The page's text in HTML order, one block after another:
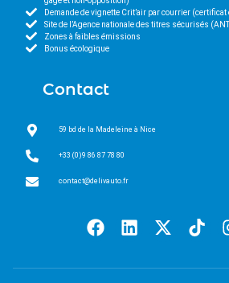
Demande de vignette Crit’air par courrier (certificat
Site de l’Agence nationale des titres sécurisés
Zones à faibles émissions
Bonus écologique
Contact
59 bd de la Madeleine à Nice
+33 (0)9 86 87 78 80
contact@delivauto.fr